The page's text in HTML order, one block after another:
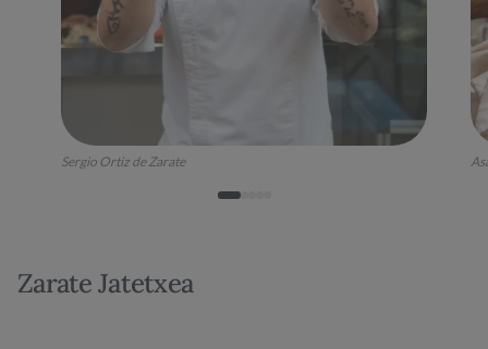
Sergio Ortiz de Zarate
Zarate Jatetxea